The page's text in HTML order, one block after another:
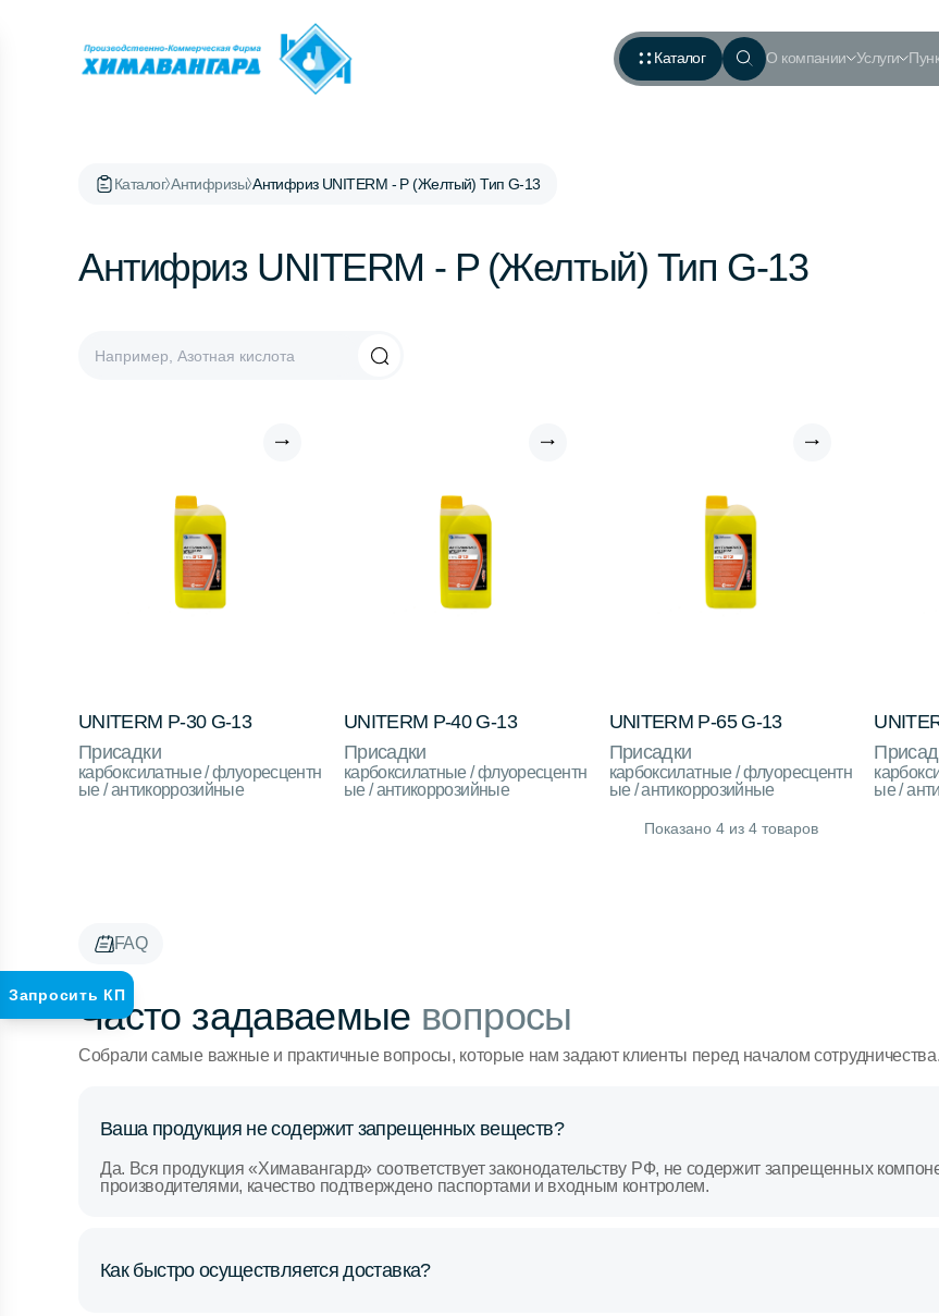
Каталог О компании Услуги
Каталог Антифризы Антифриз UNITERM - P (Желтый) Тип G-13
Антифриз UNITERM - P (Желтый) Тип G-13
UNITERM P-30 G-13
Присадки
карбоксилатные / флуоресцентн
ые / антикоррозийные
UNITERM P-40 G-13
Присадки
карбоксилатные / флуоресцентн
ые / антикоррозийные
UNITERM P-65 G-13
Присадки
карбоксилатные / флуоресцентн
ые / антикоррозийные
ые /
Показано 4 из 4 товаров
FAQ
Часто задаваемые вопросы
Собрали самые важные и практичные вопросы, которые нам задают клиенты перед началом сотрудничества.
Ваша продукция не содержит запрещенных веществ?
Да. Вся продукция «Химавангард» соответствует законодательству РФ, не содержит запрещенных
производителями, качество подтверждено паспортами и входным контролем.
Как быстро осуществляется доставка?
Запросить КП